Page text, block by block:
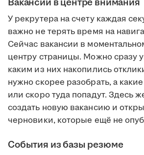
У рекрутера на счету каждая
важно не терять время на
Сейчас вакансии в
центру страницы. Можно сразу
каким из них накопились
нужно скорее разобрать, а
или скоро туда попадут. Здесь
создать новую вакансию и
черновики, которые ещё не
События из базы резюме